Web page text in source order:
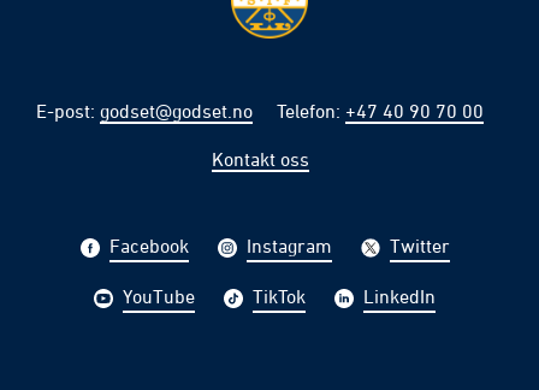
E-post: godset@godset.no Telefon: +47 40 90 70 00
Kontakt oss
Facebook Instagram Twitter
YouTube TikTok LinkedIn